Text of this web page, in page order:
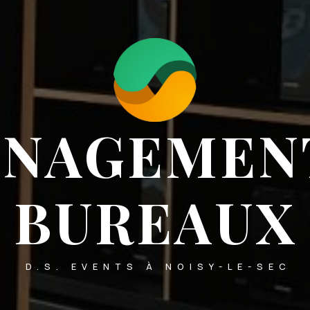
BUREAUX
D.S. EVENTS À NOISY-LE-SEC